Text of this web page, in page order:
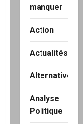
manquer
Action
Actualités
Alternatives
Analyse
Politique